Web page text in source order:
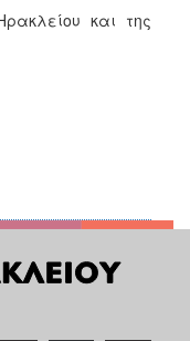
και της